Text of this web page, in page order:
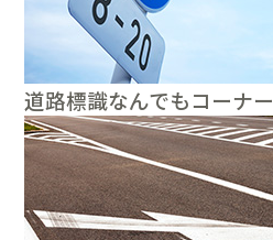
道路標識なんでもコーナー